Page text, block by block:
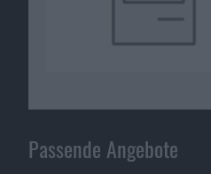
Passende Angebote